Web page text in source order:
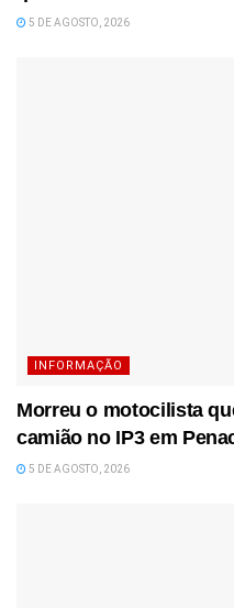
5 DE AGOSTO, 2026
INFORMAÇÃO
Morreu o motocilista
camião no IP3 em
5 DE AGOSTO, 2026